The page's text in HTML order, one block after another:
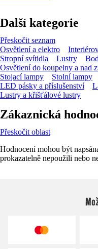
Další kategorie
Přeskočit seznam
Osvětlení a elektro
Stropní svítidla
Lustry
Osvětlení do koupelny a nad
Stojací lampy
Stolní lampy
LED pásky a příslušenství
Lustry a křišťálové lustry
Zákaznická
Přeskočit oblast
Hodnocení mohou být
prokazatelně nepoužili nebo